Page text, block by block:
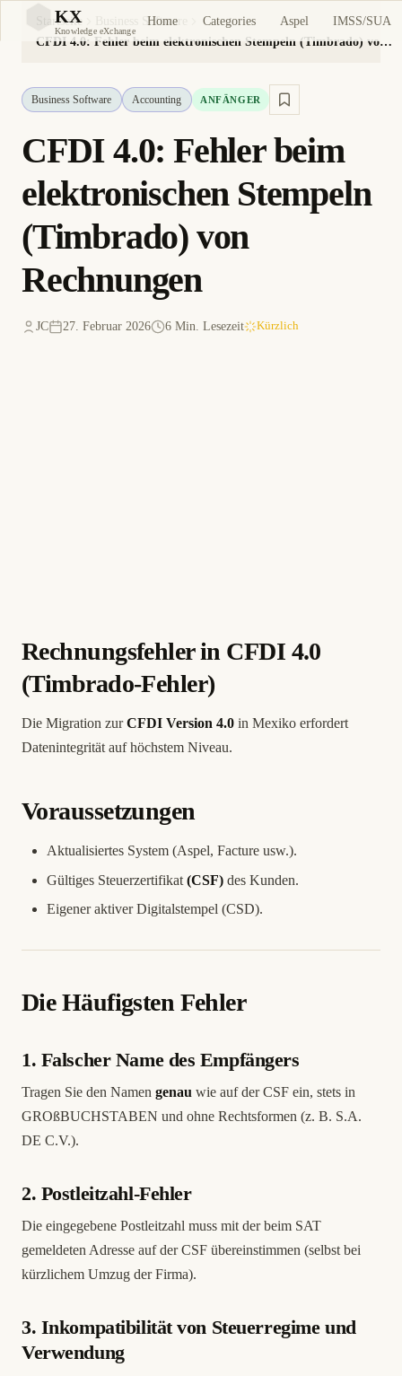
KX
Knowledge eXchange
Home Categories Aspel IMSS/SUA
Startseite
Business Software
CFDI 4.0: Fehler beim elektronischen Stempeln (Timbrado) von Rechnungen
Business Software Accounting ANFÄNGER
CFDI 4.0: Fehler beim
elektronischen Stempeln
(Timbrado) von
Rechnungen
JC 27. Februar 2026 6 Min. Lesezeit Kürzlich
Rechnungsfehler in CFDI 4.0
(Timbrado-Fehler)
Die Migration zurCFDI Version 4.0 in Mexiko erfordert
Datenintegrität auf höchstem Niveau.
Voraussetzungen
Aktualisiertes System (Aspel, Facture usw.).
Gültiges Steuerzertifikat (CSF) des Kunden.
Eigener aktiver Digitalstempel (CSD).
Die Häufigsten Fehler
1. Falscher Name des Empfängers
Tragen Sie den Namen genau wie auf der CSF ein, stets in
GROßBUCHSTABEN und ohne Rechtsformen (z. B. S.A.
DE C.V.).
2. Postleitzahl-Fehler
Die eingegebene Postleitzahl muss mit der beim SAT
gemeldeten Adresse auf der CSF übereinstimmen (selbst bei
kürzlichem Umzug der Firma).
3. Inkompatibilität von Steuerregime und
Verwendung